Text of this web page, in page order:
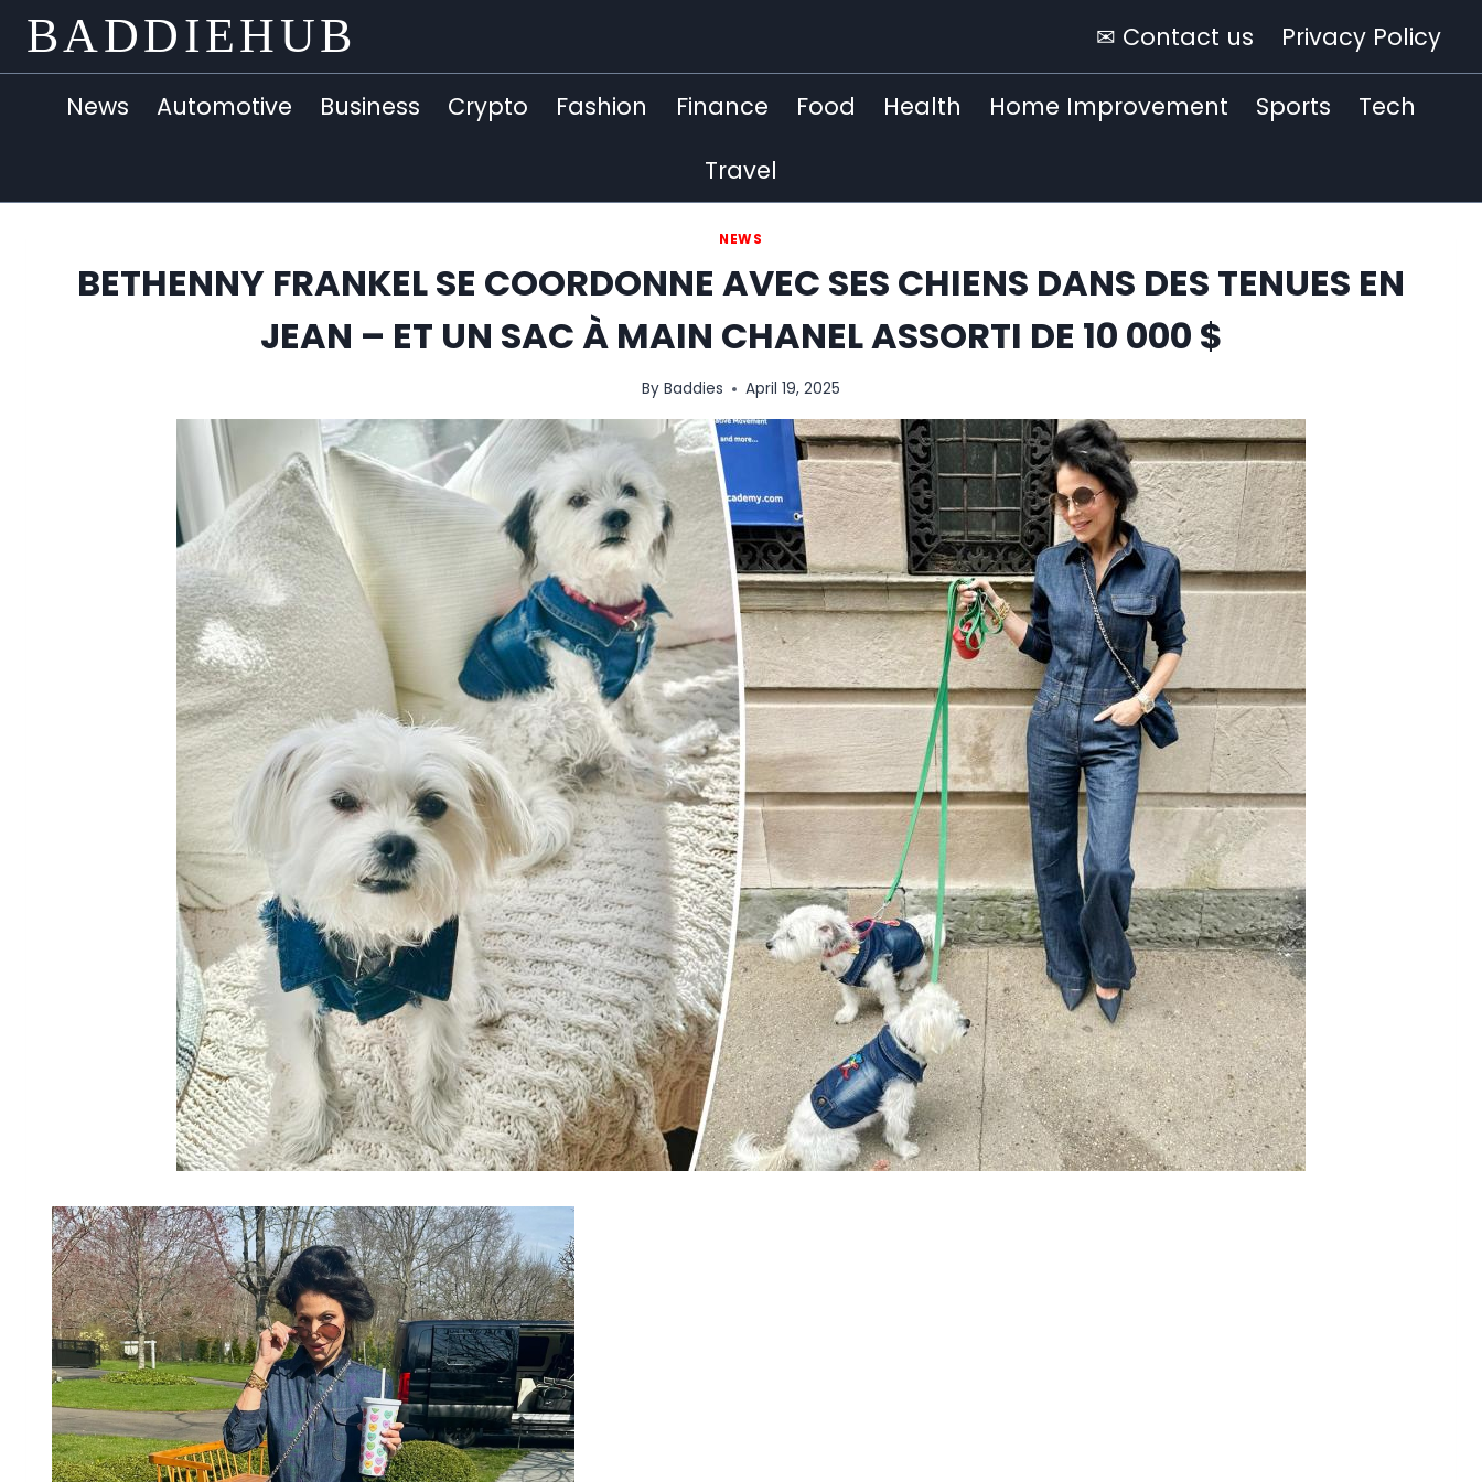
Skip
content
BADDIEHUB ✉ Contact us Privacy Policy
News Automotive Business Crypto Fashion Finance Food Health Home Improvement Sports Tech
Travel
NEWS
BETHENNY FRANKEL SE COORDONNE AVEC SES CHIENS DANS DES TENUES EN
JEAN – ET UN SAC À MAIN CHANEL ASSORTI DE 10 000 $
By Baddies April 19, 2025